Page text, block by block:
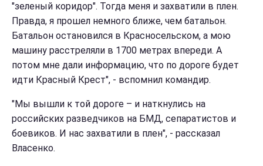
"зеленый коридор". Тогда меня и захватили в плен.
Правда, я прошел немного ближе, чем батальон.
Батальон остановился в Красносельском, а мою
машину расстреляли в 1700 метрах впереди. А
потом мне дали информацию, что по дороге будет
идти Красный Крест", - вспомнил командир.
"Мы вышли к той дороге – и наткнулись на
российских разведчиков на БМД, сепаратистов и
боевиков. И нас захватили в плен", - рассказал
Власенко.